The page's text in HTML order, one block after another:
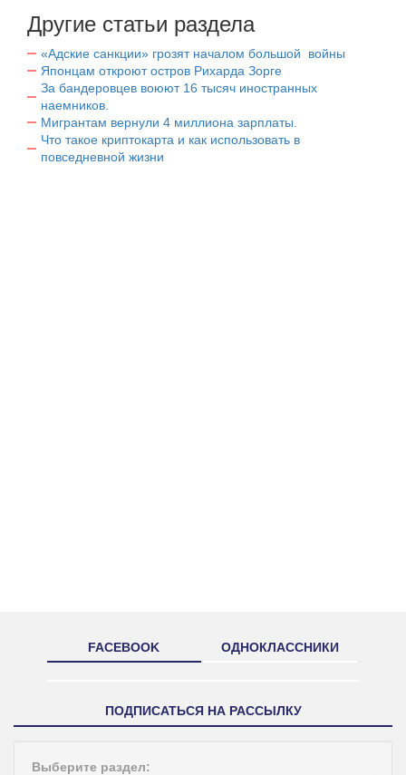
Другие статьи раздела
«Адские санкции» грозят началом большой войны
Японцам откроют остров Рихарда Зорге
За бандеровцев воюют 16 тысяч иностранных
наемников.
Мигрантам вернули 4 миллиона зарплаты.
Что такое криптокарта и как использовать в
повседневной жизни
FACEBOOK ОДНОКЛАССНИКИ
ПОДПИСАТЬСЯ НА РАССЫЛКУ
Выберите раздел: